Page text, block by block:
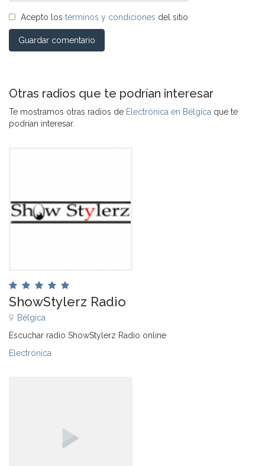
Acepto los términos y condiciones del sitio
Guardar comentario
Otras radios que te podrían interesar
Te mostramos otras radios de Electrónica en Bélgica que te
podrían interesar.
ShowStylerz Radio
Bélgica
Escuchar radio ShowStylerz Radio online
Electrónica